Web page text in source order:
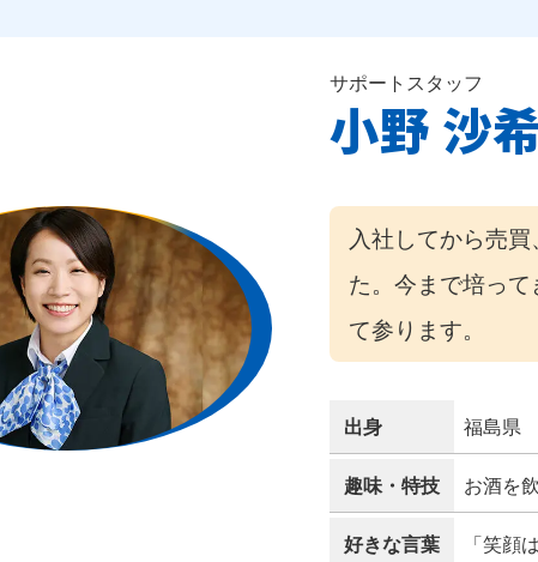
サポートスタッフ
小野 沙
入社してから売
た。今まで培っ
て参ります。
出身 福島県
趣味・特技 お酒を
好きな言葉 「笑顔